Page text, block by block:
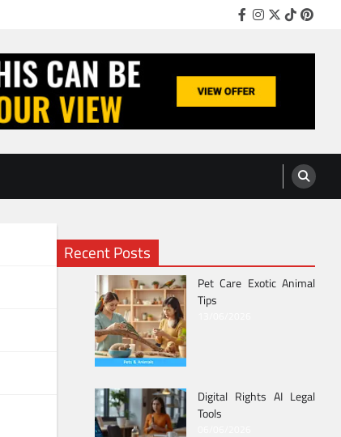
Facebook
Instagram
Twitter
TikTok
Recent Posts
Pet Care Exotic Animal
Tips
Digital Rights AI Legal
Tools